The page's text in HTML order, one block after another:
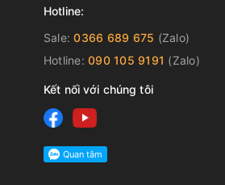
Hotline:
Sale:0366 689 675 (Zalo)
Hotline:090 105 9191 (Zalo)
Kết nối với chúng tôi